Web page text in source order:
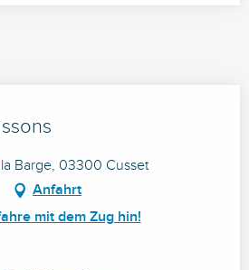
Barge, 03300 Cusset
Anfahrt
mit dem Zug hin!